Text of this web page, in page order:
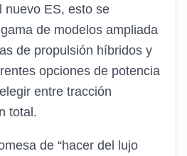
nuevo ES, esto se
de modelos ampliada
de propulsión híbridos y
opciones de potencia
entre tracción
total.
de “hacer del lujo